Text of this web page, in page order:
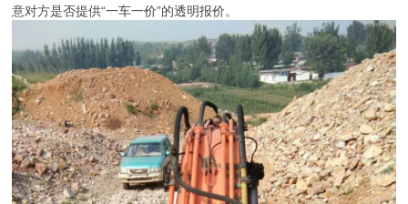
意对方是否提供“一车一价”的透明报价。